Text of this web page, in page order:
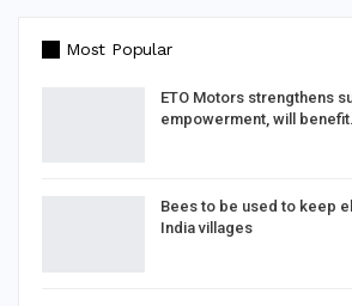
Most Popular
ETO Motors strengthens
empowerment, will
Bees to be used to keep
India villages